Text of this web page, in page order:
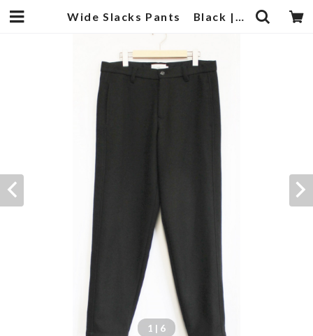
Wide Slacks Pants Black | 武蔵小杉のセレクトショップ【ナクール】-nakool-
1 | 6